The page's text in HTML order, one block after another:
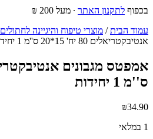
בכפוף לתקנון האתר ∙ מעל 200 ₪
עמוד הבית/ מוצרי טיפוח והיגיינה לחתולים
אנטיבקטריאלים 80 יח' 15*20 ס''מ 1 יחידות
ס''מ 1 יחידות
₪34.90
1 במלאי